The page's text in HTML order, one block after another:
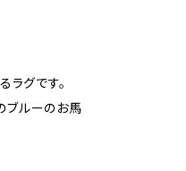
ラグです。
ブルーのお馬